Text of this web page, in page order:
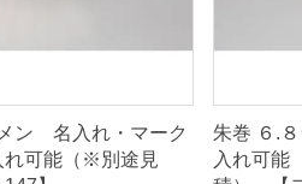
ン 名入れ・マーク
可能（※別途見
朱巻 ６.
入れ可